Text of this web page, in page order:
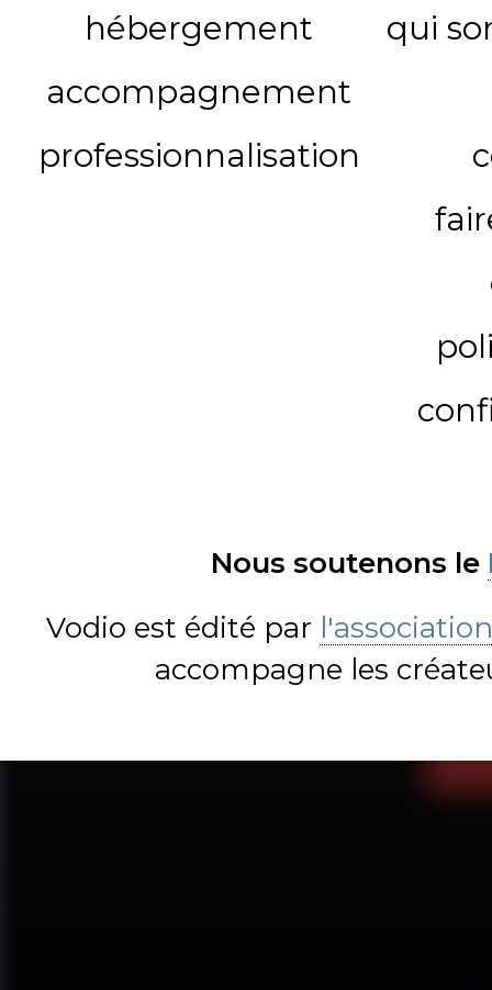
hébergement
accompagnement
professionnalisation
qui